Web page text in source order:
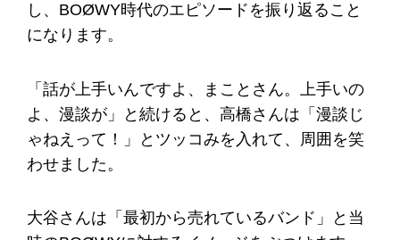
し、BOØWY時代のエピソードを振り返ること
になります。
「話が上手いんですよ、まことさん。上手いの
よ、漫談が」と続けると、高橋さんは「漫談じ
ゃねえって！」とツッコみを入れて、周囲を笑
わせました。
大谷さんは「最初から売れているバンド」と当